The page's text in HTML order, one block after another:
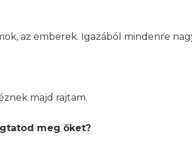
az emberek. Igazából mindenre
majd rajtam.
meg őket?